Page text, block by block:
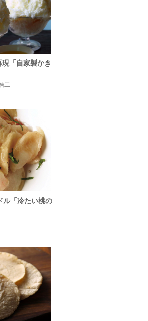
「自家製かき
二
ル「冷たい桃の